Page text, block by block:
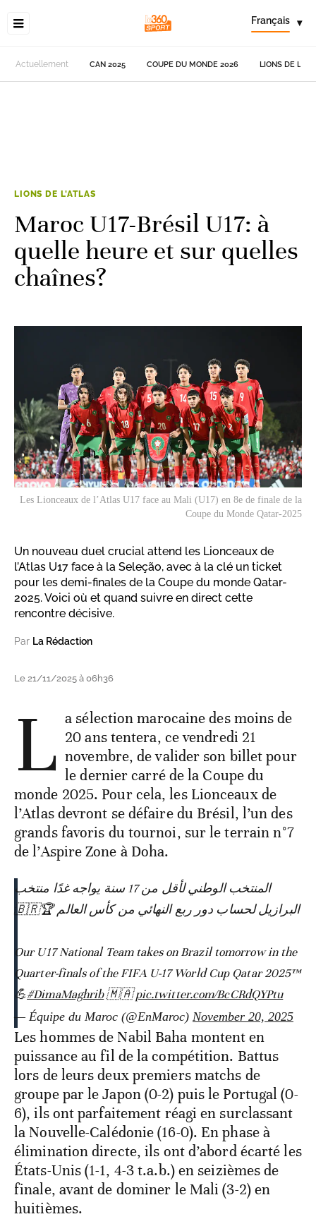
Français ▾
Actuellement CAN 2025 COUPE DU MONDE 2026 LIONS DE
LIONS DE L'ATLAS
Maroc U17-Brésil U17: à
quelle heure et sur quelles
chaînes?
Les Lionceaux de l’Atlas U17 face au Mali (U17) en 8e de finale de la
Coupe du Monde Qatar-2025
Un nouveau duel crucial attend les Lionceaux de
l’Atlas U17 face à la Seleção, avec à la clé un ticket
pour les demi-finales de la Coupe du monde Qatar-
2025. Voici où et quand suivre en direct cette
rencontre décisive.
Par La Rédaction
Le 21/11/2025 à 06h36
L a sélection marocaine des moins de
20 ans tentera, ce vendredi 21
novembre, de valider son billet pour
le dernier carré de la Coupe du
monde 2025. Pour cela, les Lionceaux de
l’Atlas devront se défaire du Brésil, l’un des
grands favoris du tournoi, sur le terrain n°7
de l’Aspire Zone à Doha.
المنتخب الوطني لأقل من 17 سنة يواجه غدًا منتخب
البرازيل لحساب دور ربع النهائي من كأس العالم 🏆🇧🇷
Our U17 National Team takes on Brazil tomorrow in the
Quarter-finals of the FIFA U-17 World Cup Qatar 2025™
💪#DimaMaghrib🇲🇦pic.twitter.com/BcCRdQYPtu
— Équipe du Maroc (@EnMaroc) November 20, 2025
Les hommes de Nabil Baha montent en
puissance au fil de la compétition. Battus
lors de leurs deux premiers matchs de
groupe par le Japon (0-2) puis le Portugal (0-
6), ils ont parfaitement réagi en surclassant
la Nouvelle-Calédonie (16-0). En phase à
élimination directe, ils ont d’abord écarté les
États-Unis (1-1, 4-3 t.a.b.) en seizièmes de
finale, avant de dominer le Mali (3-2) en
huitièmes.